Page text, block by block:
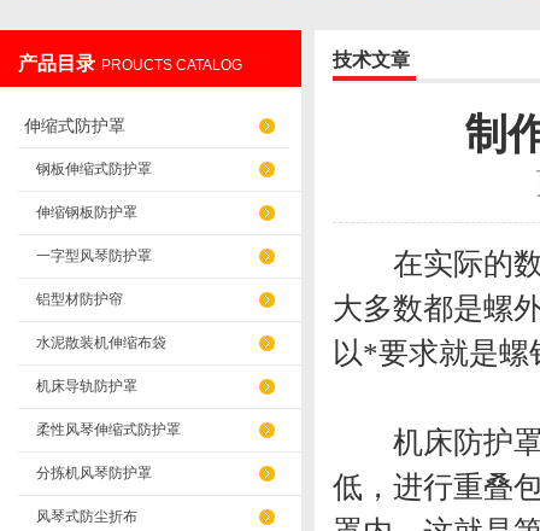
盐山华蒴机床附件制造有限公司
产品目录 PROUCTS CATALOG
伸缩式防护罩
钢板伸缩式防护罩
伸缩钢板防护罩
一字型风琴防护罩
铝型材防护帘
水泥散装机伸缩布袋
机床导轨防护罩
柔性风琴伸缩式防护罩
分拣机风琴防护罩
风琴式防尘折布
技术文章
制
在实际的数
大多数都是螺
以*要求就是螺
机床防护罩
低，进行重叠